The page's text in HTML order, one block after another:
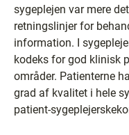
sygeplejen var mere
retningslinjer for
information. I
kodeks for god klinisk
områder. Patienterne
grad af kvalitet i hele
patient-